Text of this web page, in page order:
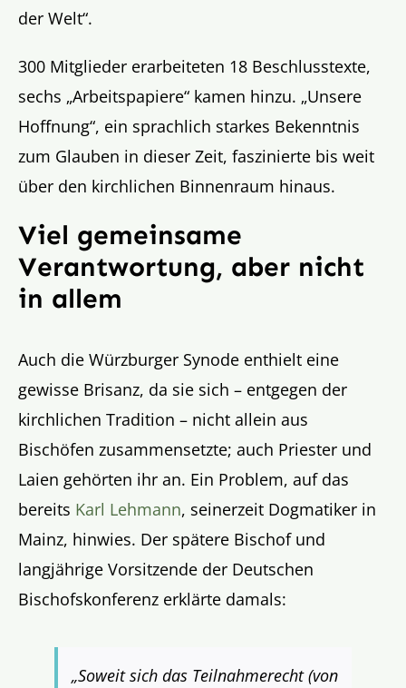
der Welt“.
300 Mitglieder erarbeiteten 18 Beschlusstexte,
sechs „Arbeitspapiere“ kamen hinzu. „Unsere
Hoffnung“, ein sprachlich starkes Bekenntnis
zum Glauben in dieser Zeit, faszinierte bis weit
über den kirchlichen Binnenraum hinaus.
Viel gemeinsame
Verantwortung, aber nicht
in allem
Auch die Würzburger Synode enthielt eine
gewisse Brisanz, da sie sich – entgegen der
kirchlichen Tradition – nicht allein aus
Bischöfen zusammensetzte; auch Priester und
Laien gehörten ihr an. Ein Problem, auf das
bereits Karl Lehmann, seinerzeit Dogmatiker in
Mainz, hinwies. Der spätere Bischof und
langjährige Vorsitzende der Deutschen
Bischofskonferenz erklärte damals:
„Soweit sich das Teilnahmerecht (von